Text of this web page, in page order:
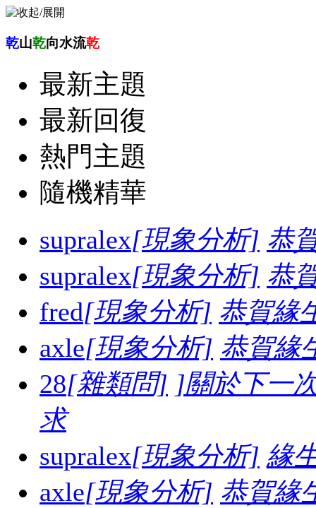
乾山乾向水流乾
最新主題
最新回復
熱門主題
隨機精華
supralex[現象分析] 恭
supralex[現象分析] 恭
fred[現象分析] 恭賀緣
axle[現象分析] 恭賀緣
28[雜類問] ]關於下一
求
supralex[現象分析] 緣
axle[現象分析] 恭賀緣